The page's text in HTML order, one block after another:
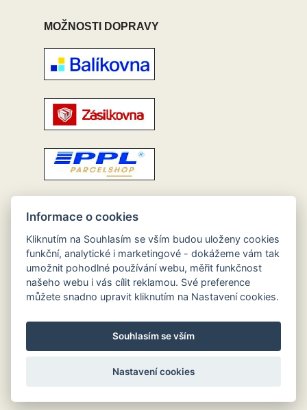
MOŽNOSTI DOPRAVY
Informace o cookies
Kliknutím na Souhlasím se vším budou uloženy cookies
funkční, analytické i marketingové - dokážeme vám tak
umožnit pohodlné používání webu, měřit funkčnost
našeho webu i vás cílit reklamou. Své preference
můžete snadno upravit kliknutím na Nastavení cookies.
Souhlasím se vším
Nastavení cookies